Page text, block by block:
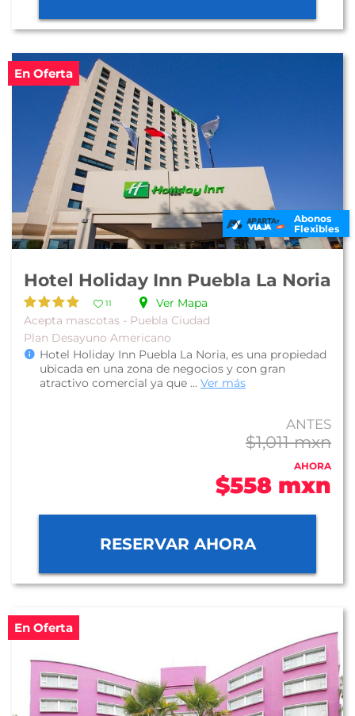
En Oferta
Abonos
Flexibles
Hotel Holiday Inn Puebla La Noria
11
Ver Mapa
Acepta mascotas - Puebla Ciudad
Plan Desayuno Americano
Hotel Holiday Inn Puebla La Noria, es una propiedad
ubicada en una zona de negocios y con gran
atractivo comercial ya que ... Ver más
ANTES
$1,011 mxn
AHORA
$558 mxn
RESERVAR AHORA
En Oferta